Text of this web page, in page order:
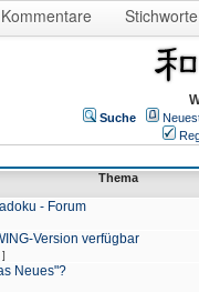
Kommentare Stichworte
Suche
Thema
- Forum
Version verfügbar
]
Neues"?